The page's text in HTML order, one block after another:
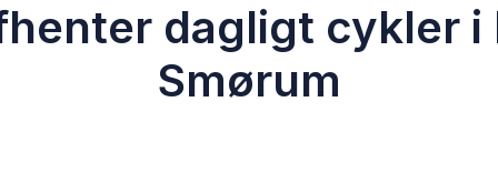
dagligt cykler i
Smørum